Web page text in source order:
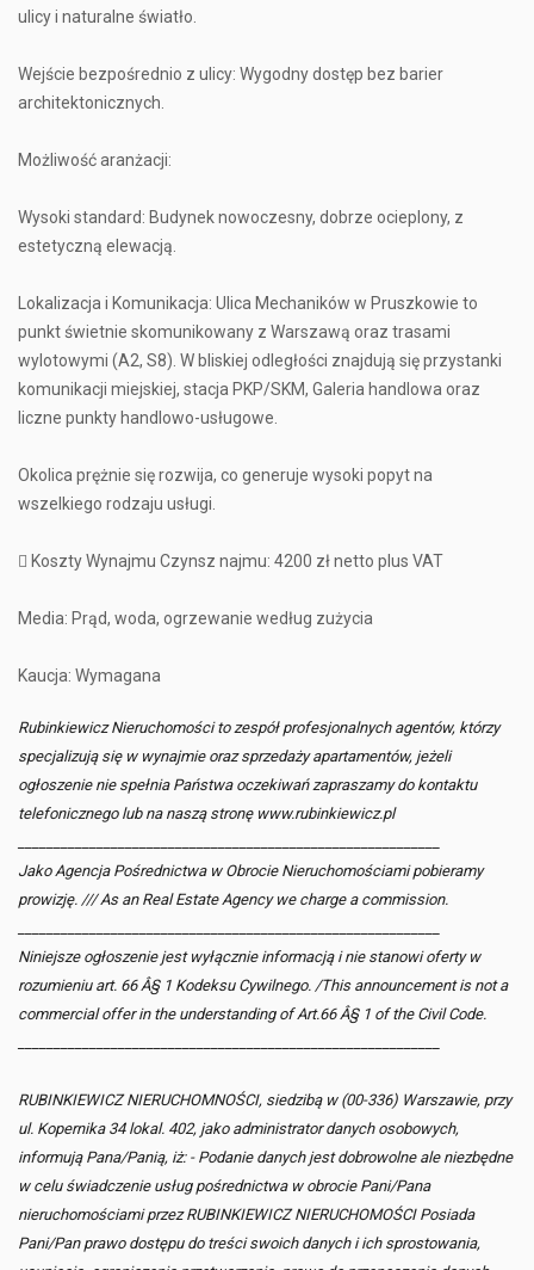
ulicy i naturalne światło.
Wejście bezpośrednio z ulicy: Wygodny dostęp bez barier
architektonicznych.
Możliwość aranżacji:
Wysoki standard: Budynek nowoczesny, dobrze ocieplony, z
estetyczną elewacją.
Lokalizacja i Komunikacja: Ulica Mechaników w Pruszkowie to
punkt świetnie skomunikowany z Warszawą oraz trasami
wylotowymi (A2, S8). W bliskiej odległości znajdują się przystanki
komunikacji miejskiej, stacja PKP/SKM, Galeria handlowa oraz
liczne punkty handlowo-usługowe.
Okolica prężnie się rozwija, co generuje wysoki popyt na
wszelkiego rodzaju usługi.
 Koszty Wynajmu Czynsz najmu: 4200 zł netto plus VAT
Media: Prąd, woda, ogrzewanie według zużycia
Kaucja: Wymagana
Rubinkiewicz Nieruchomości to zespół profesjonalnych agentów, którzy
specjalizują się w wynajmie oraz sprzedaży apartamentów, jeżeli
ogłoszenie nie spełnia Państwa oczekiwań zapraszamy do kontaktu
telefonicznego lub na naszą stronę www.rubinkiewicz.pl
Jako Agencja Pośrednictwa w Obrocie Nieruchomościami pobieramy
prowizję. /// As an Real Estate Agency we charge a commission.
Niniejsze ogłoszenie jest wyłącznie informacją i nie stanowi oferty w
rozumieniu art. 66 Â§ 1 Kodeksu Cywilnego. /This announcement is not a
commercial offer in the understanding of Art.66 Â§ 1 of the Civil Code.
RUBINKIEWICZ NIERUCHOMNOŚCI, siedzibą w (00-336) Warszawie, przy
ul. Kopernika 34 lokal. 402, jako administrator danych osobowych,
informują Pana/Panią, iż: - Podanie danych jest dobrowolne ale niezbędne
w celu świadczenie usług pośrednictwa w obrocie Pani/Pana
nieruchomościami przez RUBINKIEWICZ NIERUCHOMOŚCI Posiada
Pani/Pan prawo dostępu do treści swoich danych i ich sprostowania,